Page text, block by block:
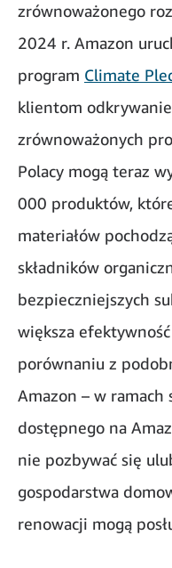
zrównoważonego
2024 r. Amazon
program Climate
klientom
zrównoważonych
Polacy mogą teraz
000 produktów,
materiałów
składników
bezpieczniejszych
większa
porównaniu z
Amazon – w ramach
dostępnego na
nie pozbywać się
gospodarstwa
renowacji mogą